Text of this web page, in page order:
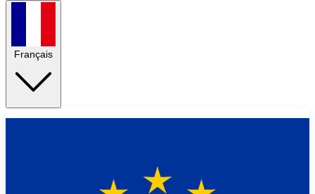
Français